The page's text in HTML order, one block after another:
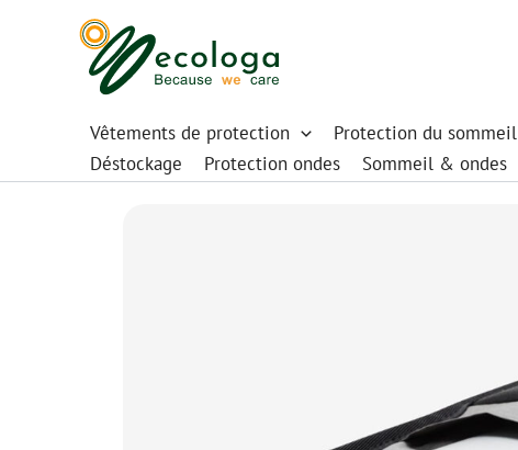
Vêtements de protection Protection du sommeil
Déstockage
Protection ondes Sommeil & ondes